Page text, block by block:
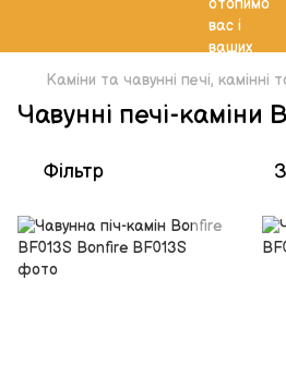
Каміни та чавунні печі, камінні
Чавунні печі-каміни
Фільтр